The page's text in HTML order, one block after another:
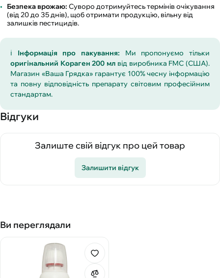
Безпека врожаю: Суворо дотримуйтесь термінів очікування
(від 20 до 35 днів), щоб отримати продукцію, вільну від
залишків пестицидів.
ℹ️ Інформація про пакування: Ми пропонуємо тільки
оригінальний Кораген 200 мл від виробника FMC (США).
Магазин «Ваша Грядка» гарантує 100% чесну інформацію
та повну відповідність препарату світовим професійним
стандартам.
Відгуки
Залиште свій відгук про цей товар
Залишити відгук
Ви переглядали